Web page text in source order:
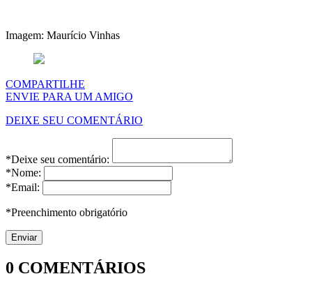
Imagem: Maurício Vinhas
COMPARTILHE
ENVIE PARA UM AMIGO
DEIXE SEU COMENTÁRIO
*Deixe seu comentário:
*Nome:
*Email:
*Preenchimento obrigatório
0 COMENTÁRIOS